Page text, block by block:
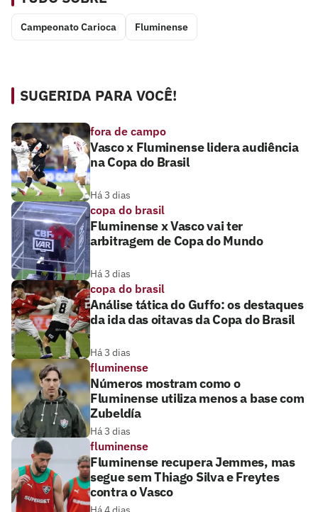
Campeonato Carioca Fluminense
SUGERIDA PARA VOCÊ!
fora de campo
Vasco x Fluminense lidera audiência
na Copa do Brasil
Há 3 dias
copa do brasil
Fluminense x Vasco vai ter
arbitragem de Copa do Mundo
Há 3 dias
copa do brasil
Análise tática do Guffo: os destaques
da ida das oitavas da Copa do Brasil
Há 3 dias
fluminense
Números mostram como o
Fluminense utiliza menos a base com
Zubeldía
Há 3 dias
fluminense
Fluminense recupera Jemmes, mas
segue sem Thiago Silva e Freytes
contra o Vasco